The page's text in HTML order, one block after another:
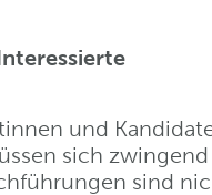
und
sich
sind